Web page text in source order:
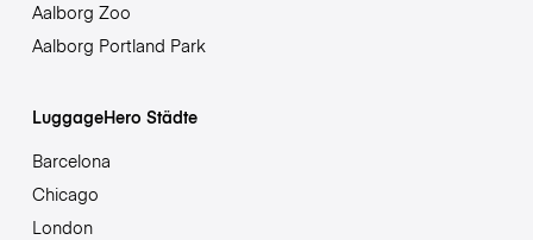
Aalborg Zoo
Aalborg Portland Park
LuggageHero Städte
Barcelona
Chicago
London